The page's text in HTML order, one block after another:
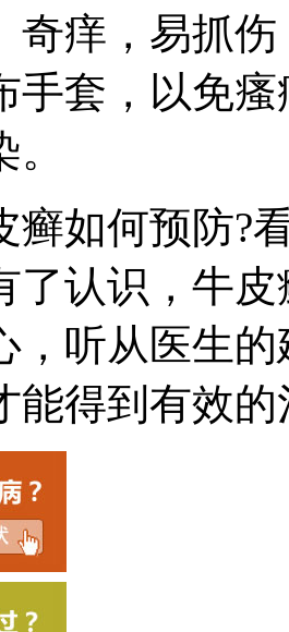
奇痒，易抓
手套，以免
癣如何预防?
了认识，牛
，听从医生
能得到有效